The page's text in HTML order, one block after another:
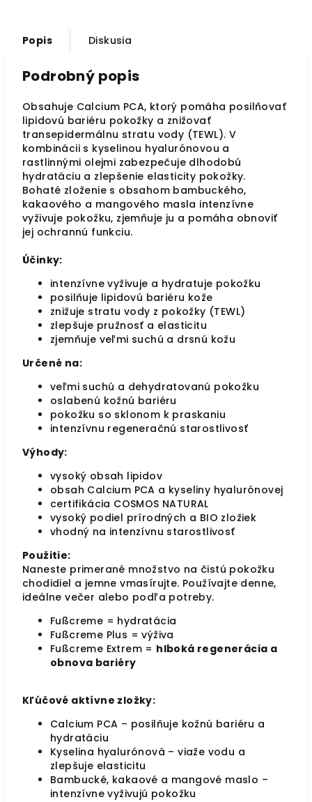
Popis Diskusia
Podrobný popis
Obsahuje Calcium PCA, ktorý pomáha posilňovať
lipidovú bariéru pokožky a znižovať
transepidermálnu stratu vody (TEWL). V
kombinácii s kyselinou hyalurónovou a
rastlinnými olejmi zabezpečuje dlhodobú
hydratáciu a zlepšenie elasticity pokožky.
Bohaté zloženie s obsahom bambuckého,
kakaového a mangového masla intenzívne
vyživuje pokožku, zjemňuje ju a pomáha obnoviť
jej ochrannú funkciu.
Účinky:
intenzívne vyživuje a hydratuje pokožku
posilňuje lipidovú bariéru kože
znižuje stratu vody z pokožky (TEWL)
zlepšuje pružnosť a elasticitu
zjemňuje veľmi suchú a drsnú kožu
Určené na:
veľmi suchú a dehydratovanú pokožku
oslabenú kožnú bariéru
pokožku so sklonom k praskaniu
intenzívnu regeneračnú starostlivosť
Výhody:
vysoký obsah lipidov
obsah Calcium PCA a kyseliny hyalurónovej
certifikácia COSMOS NATURAL
vysoký podiel prírodných a BIO zložiek
vhodný na intenzívnu starostlivosť
Použitie:
Naneste primerané množstvo na čistú pokožku
chodidiel a jemne vmasírujte. Používajte denne,
ideálne večer alebo podľa potreby.
Fußcreme = hydratácia
Fußcreme Plus = výživa
Fußcreme Extrem = hlboká regenerácia a
obnova bariéry
Kľúčové aktívne zložky:
Calcium PCA – posilňuje kožnú bariéru a
hydratáciu
Kyselina hyalurónová – viaže vodu a
zlepšuje elasticitu
Bambucké, kakaové a mangové maslo –
intenzívne vyživujú pokožku